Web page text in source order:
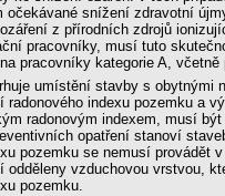
očekávané snížení zdravotní
z přírodních zdrojů
pracovníky, musí tuto
pracovníky kategorie A,
umístění stavby s obytnými
radonového indexu pozemku a
radonovým indexem, musí
opatření stanoví
pozemku se nemusí provádět
odděleny vzduchovou vrstvou,
pozemku.